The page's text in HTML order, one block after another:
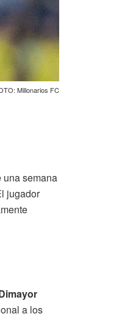
Millonarios FC
una semana
jugador
a los